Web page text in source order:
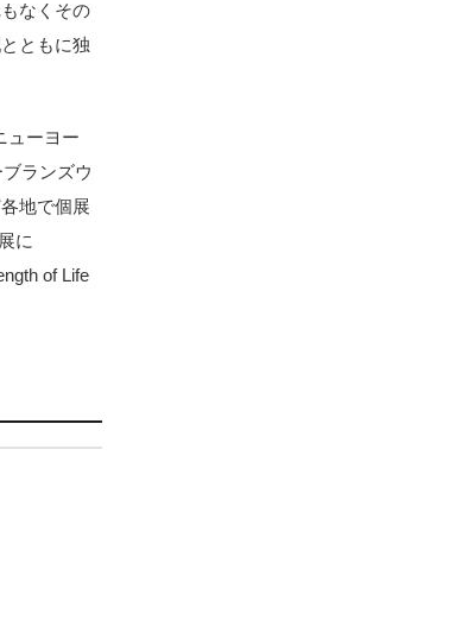
なくその
ともに独
ューヨー
ランズウ
地で個展
に
of Life